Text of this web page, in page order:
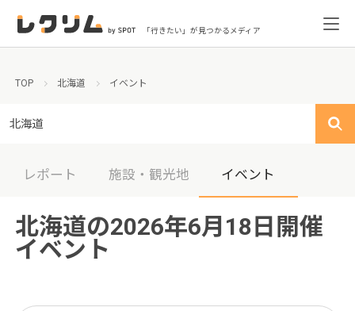
「行きたい」が見つかるメディア
TOP 北海道 イベント
北海道
レポート 施設・観光地 イベント
北海道の2026年6月18日開催
イベント